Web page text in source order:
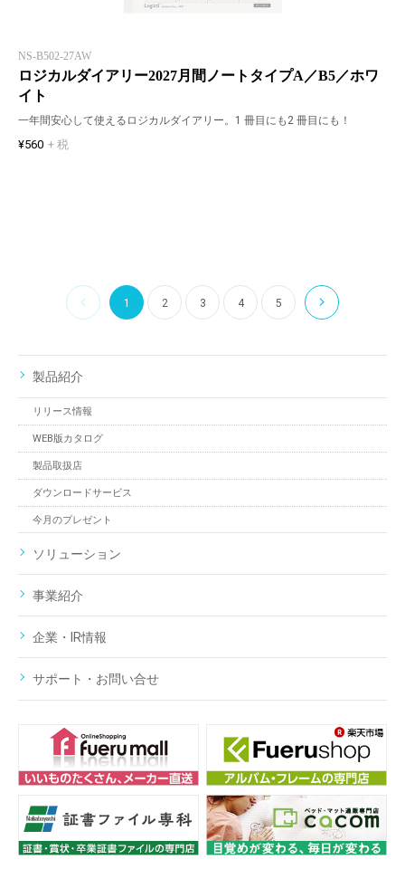
NS-B502-27AW
ロジカルダイアリー2027月間ノートタイプA／B5／ホワ
イト
一年間安心して使えるロジカルダイアリー。1 冊目にも2 冊目にも！
¥560 + 税
1 2 3 4 5
製品紹介
リリース情報
WEB版カタログ
製品取扱店
ダウンロードサービス
今月のプレゼント
ソリューション
事業紹介
企業・IR情報
サポート・お問い合せ